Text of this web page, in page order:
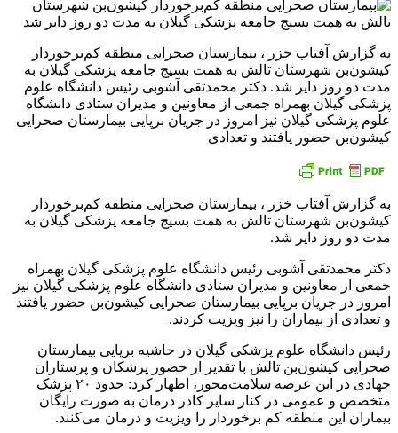
به گزارش آفتاب خزر ، بیمارستان صحرایی منطقه کم‌برخوردار
کیشون‌بن شهرستان تالش به همت بسیج جامعه پزشکی گیلان به
مدت دو روز دایر شد. دکتر محمدتقی آشوبی رئیس دانشگاه علوم
پزشکی گیلان بهمراه جمعی از معاونین و مدیران ستادی دانشگاه
علوم پزشکی گیلان نیز امروز در جریان برپایی بیمارستان صحرایی
کیشون‌بن حضور یافتند و تعدادی
به گزارش آفتاب خزر ، بیمارستان صحرایی منطقه کم‌برخوردار
کیشون‌بن شهرستان تالش به همت بسیج جامعه پزشکی گیلان به
مدت دو روز دایر شد.
دکتر محمدتقی آشوبی رئیس دانشگاه علوم پزشکی گیلان بهمراه
جمعی از معاونین و مدیران ستادی دانشگاه علوم پزشکی گیلان نیز
امروز در جریان برپایی بیمارستان صحرایی کیشون‌بن حضور یافتند
و تعدادی از بیماران را نیز ویزیت کردند.
رئیس دانشگاه علوم پزشکی گیلان در حاشیه برپایی بیمارستان
صحرایی کیشون‌بن تالش با تقدیر از حضور پزشکان و پرستاران
جهادی در این عرصه سلامت‌محور، اظهار کرد: حدود ۲۰ پزشک
متخصص و عمومی در کنار سایر کادر درمان به صورت رایگان
بیماران این منطقه کم برخوردار را ویزیت و درمان می‌کنند.